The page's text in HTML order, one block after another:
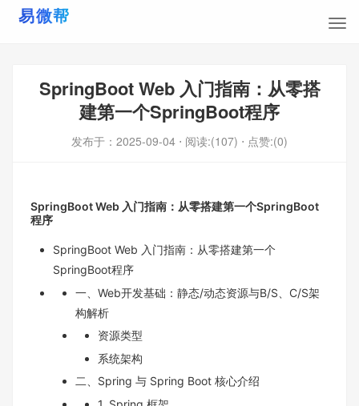
SpringBoot Web 入门指南：从零搭
建第一个SpringBoot程序
发布于： 2025-09-04 ⋅ 阅读:(107) ⋅ 点赞:(0)
SpringBoot Web 入门指南：从零搭建第一个SpringBoot
程序
SpringBoot Web 入门指南：从零搭建第一个
SpringBoot程序
一、Web开发基础：静态/动态资源与B/S、C/S架
构解析​
资源类型
系统架构
二、Spring 与 Spring Boot 核心介绍